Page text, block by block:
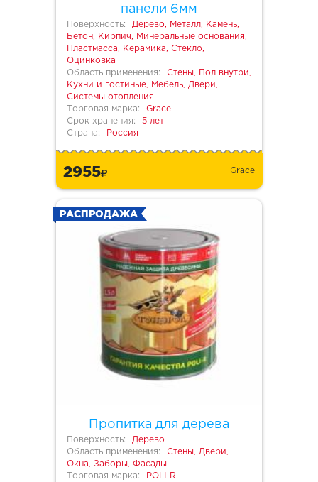
панели 6мм
Поверхность:
Дерево, Металл, Камень,
Бетон, Кирпич, Минеральные основания,
Пластмасса, Керамика, Стекло,
Оцинковка
Область применения:
Стены, Пол внутри,
Кухни и гостиные, Мебель, Двери,
Системы отопления
Торговая марка:
Grace
Срок хранения:
5 лет
Страна:
Россия
2955 Grace
Пропитка для дерева
РАСПРОДАЖА
Поверхность:
Дерево
Область применения:
Стены, Двери,
Окна, Заборы, Фасады
Торговая марка:
POLI-R